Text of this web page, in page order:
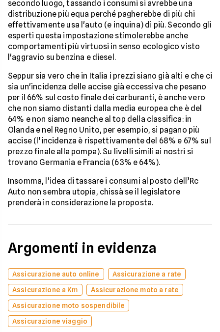
secondo luogo, tassando i consumi si avrebbe una
distribuzione più equa perché pagherebbe di più chi
effettivamente usa l'auto (e inquina) di più. Secondo gli
esperti questa impostazione stimolerebbe anche
comportamenti più virtuosi in senso ecologico visto
l'aggravio su benzina e diesel.
Seppur sia vero che in Italia i prezzi siano già alti e che ci
sia un'incidenza delle accise già eccessiva che pesano
per il 66% sul costo finale dei carburanti, è anche vero
che non siamo distanti dalla media europea che è del
64% e non siamo neanche al top della classifica: in
Olanda e nel Regno Unito, per esempio, si pagano più
accise (l’incidenza è rispettivamente del 68% e 67% sul
prezzo finale alla pompa). Su livelli simili ai nostri si
trovano Germania e Francia (63% e 64%).
Insomma, l'idea di tassare i consumi al posto dell’Rc
Auto non sembra utopia, chissà se il legislatore
prenderà in considerazione la proposta.
Argomenti in evidenza
Assicurazione auto online
Assicurazione a rate
Assicurazione a Km
Assicurazione moto a rate
Assicurazione moto sospendibile
Assicurazione viaggio